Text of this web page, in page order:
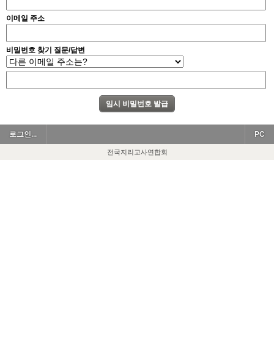
이메일 주소
비밀번호 찾기 질문/답변
로그인... PC
전국지리교사연합회